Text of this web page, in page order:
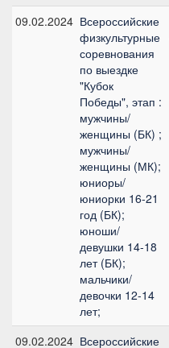
09.02.2024 Всероссийские
физкультурные
соревнования
по выездке
"Кубок
Победы", этап :
мужчины/
женщины (БК) ;
мужчины/
женщины (МК);
юниоры/
юниорки 16-21
год (БК);
юноши/
девушки 14-18
лет (БК);
мальчики/
девочки 12-14
лет;
09.02.2024 Всероссийские